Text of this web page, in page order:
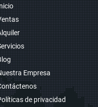
Empresa
de privacidad